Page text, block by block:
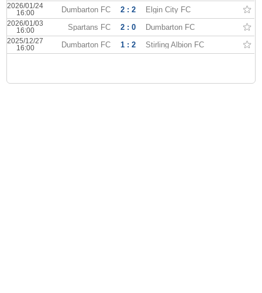
2026/01/24
16:00
Dumbarton FC 2 : 2 Elgin City FC
2026/01/03
16:00
Spartans FC 2 : 0 Dumbarton FC
2025/12/27
16:00
Dumbarton FC 1 : 2 Stirling Albion FC